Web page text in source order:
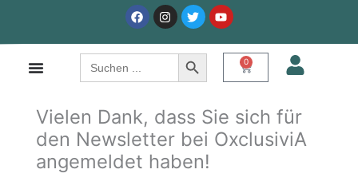
FacebookInstagram
TwitterYoutube
Search
for:
Search Button
0
Warenkorb
Vielen Dank, dass Sie sich für
den Newsletter bei OxclusiviA
angemeldet haben!